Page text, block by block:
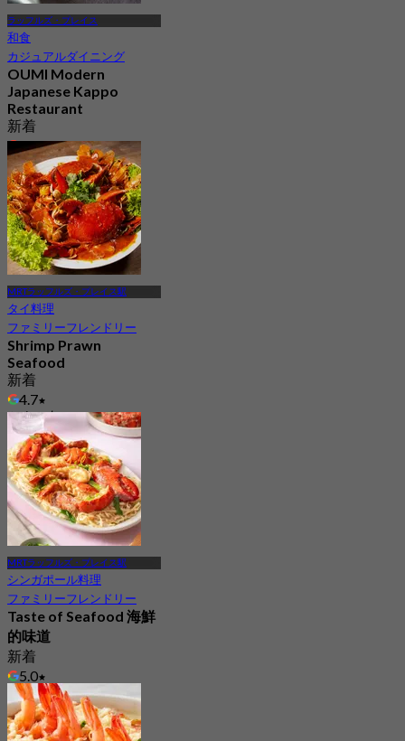
ラッフルズ・プレイス
和食
カジュアルダイニング
OUMI Modern
Japanese Kappo
Restaurant
新着
4.7
からS$ 120
MRTラッフルズ・プレイス駅
タイ料理
ファミリーフレンドリー
Shrimp Prawn
Seafood
新着
4.7
からS$ 43.75
MRTラッフルズ・プレイス駅
シンガポール料理
ファミリーフレンドリー
Taste of Seafood 海鮮
的味道
新着
5.0
からS$ 29.5